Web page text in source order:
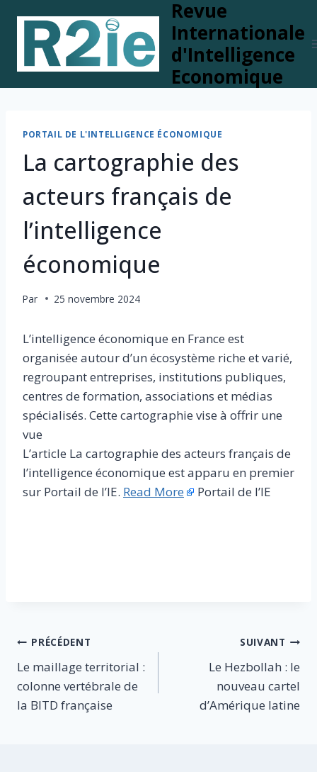
content
Revue
Internationale
d'Intelligence
Economique
PORTAIL DE L'INTELLIGENCE ÉCONOMIQUE
La cartographie des
acteurs français de
l’intelligence
économique
Par 25 novembre 2024
L’intelligence économique en France est
organisée autour d’un écosystème riche et varié,
regroupant entreprises, institutions publiques,
centres de formation, associations et médias
spécialisés. Cette cartographie vise à offrir une
vue
L’article La cartographie des acteurs français de
l’intelligence économique est apparu en premier
sur Portail de l’IE. Read More Portail de l’IE
Navigation
de
l’article
PRÉCÉDENT
Le maillage territorial :
colonne vertébrale de
la BITD française
SUIVANT
Le Hezbollah : le
nouveau cartel
d’Amérique latine